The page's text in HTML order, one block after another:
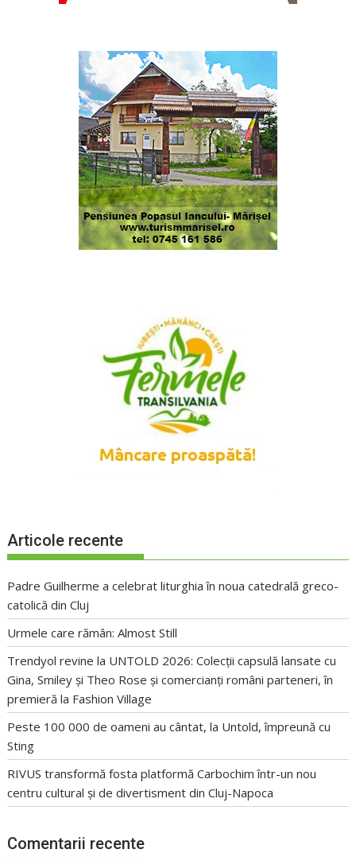
Articole recente
Padre Guilherme a celebrat liturghia în noua catedrală greco-
catolică din Cluj
Urmele care rămân: Almost Still
Trendyol revine la UNTOLD 2026: Colecții capsulă lansate cu
Gina, Smiley și Theo Rose și comercianți români parteneri, în
premieră la Fashion Village
Peste 100 000 de oameni au cântat, la Untold, împreună cu
Sting
RIVUS transformă fosta platformă Carbochim într-un nou
centru cultural și de divertisment din Cluj-Napoca
Comentarii recente